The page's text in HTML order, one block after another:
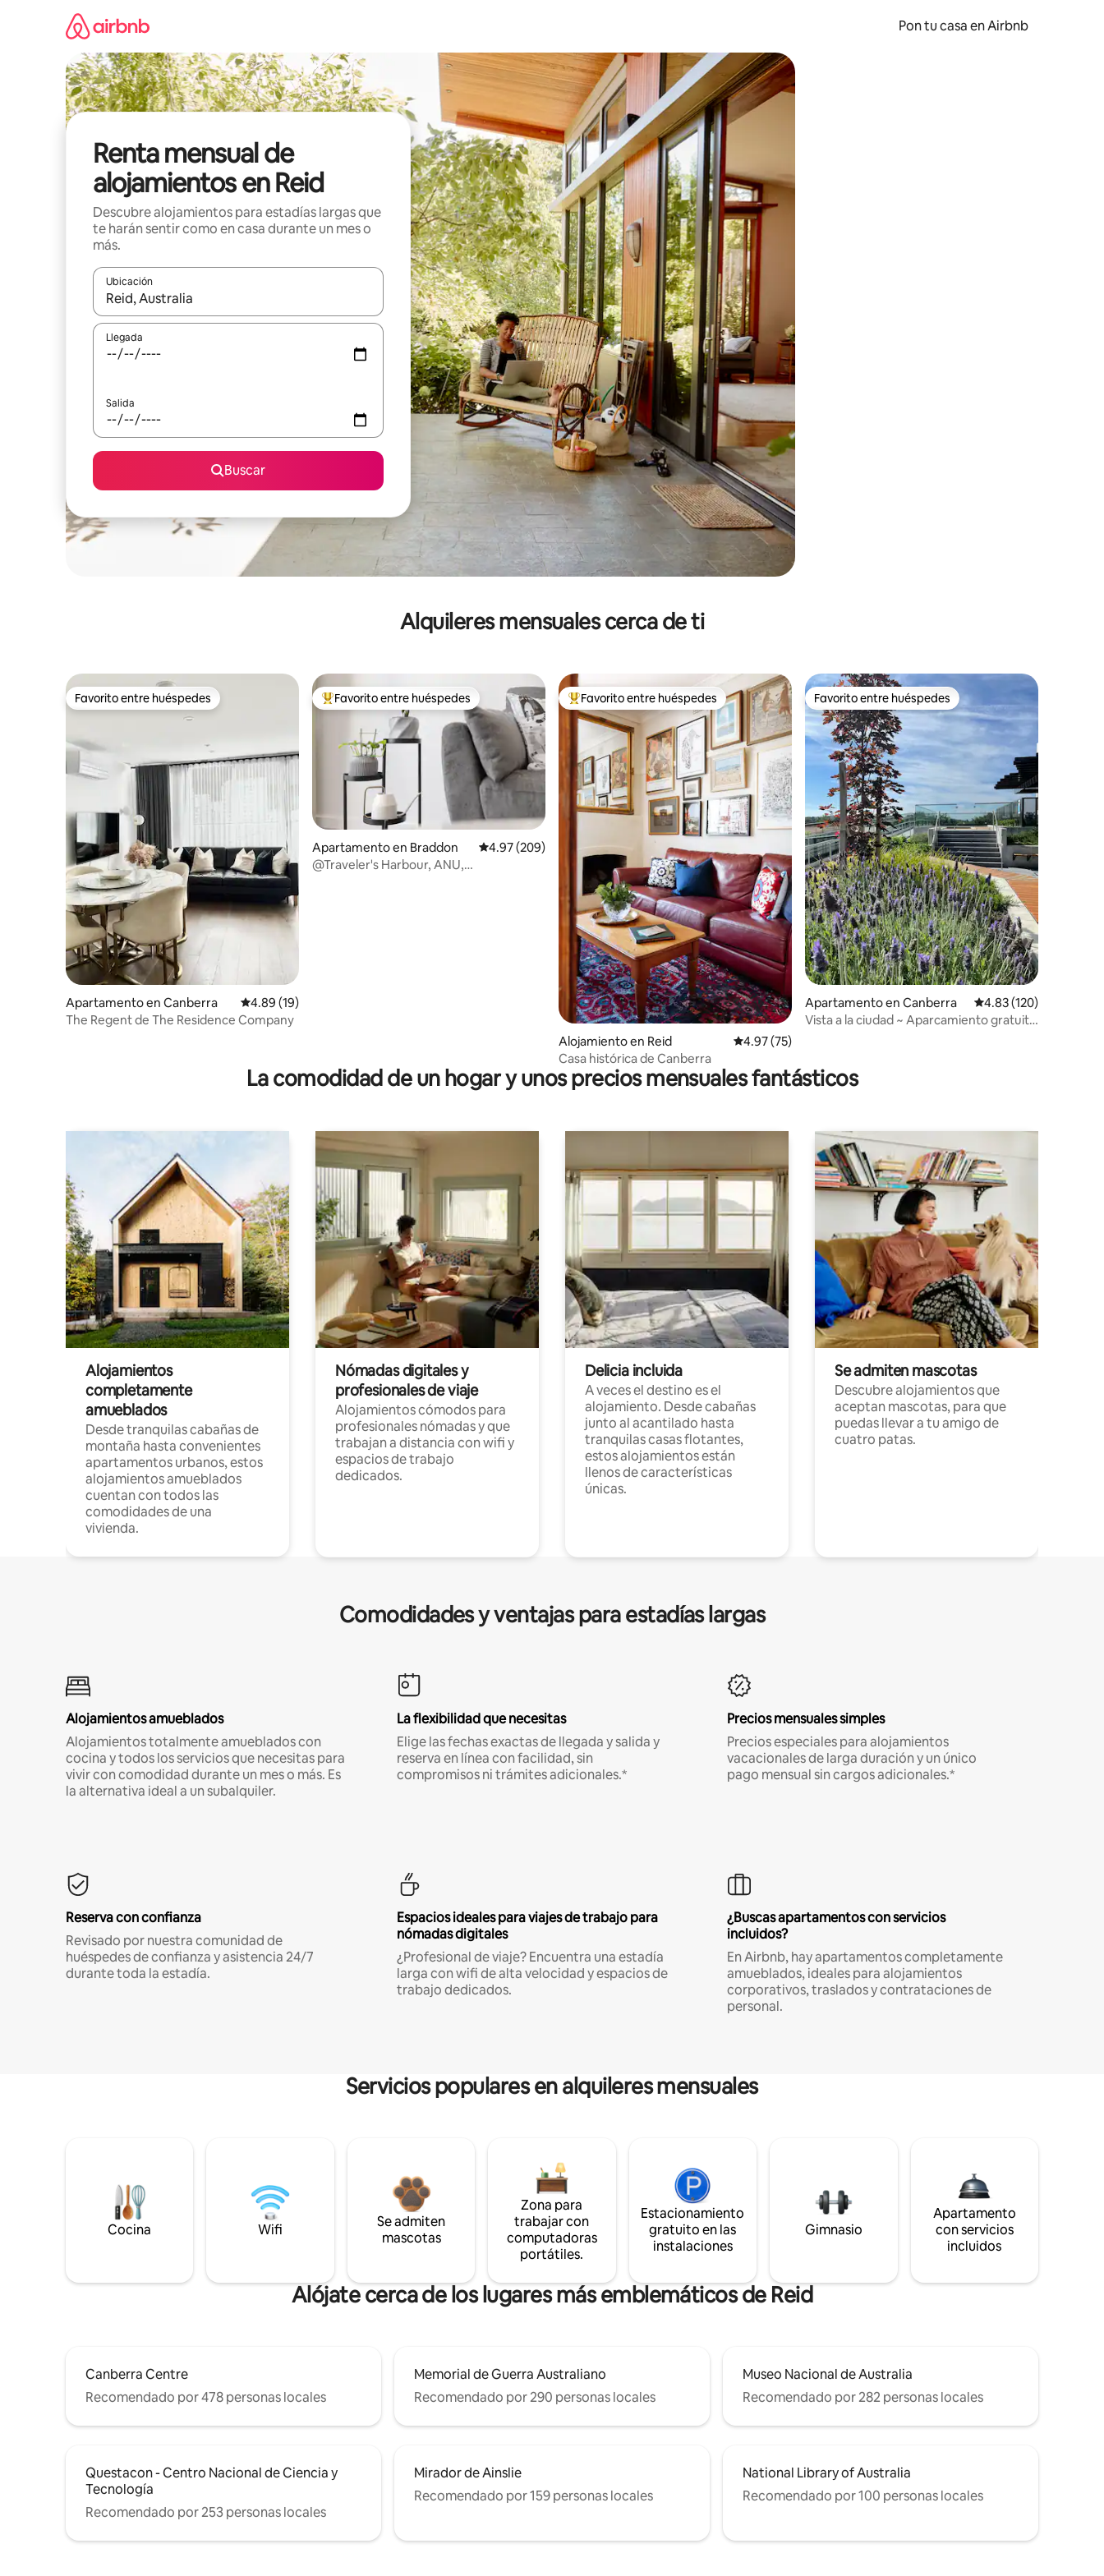
Pon tu casa en Airbnb
Renta mensual de
alojamientos en Reid
Descubre alojamientos para estadías largas que
te harán sentir como en casa durante un mes o
más.
Ubicación
Cuando los resultados estén disponibles, navega con las teclas de flecha hacia arriba y hacia abajo o explora con el tacto o desliza el dedo.
Llegada
Salida
Buscar
Alquileres mensuales cerca de ti
Favorito entre huéspedes
Favorito entre huéspedes
Apartamento en Canberra Calificación promedio: 4.89 de 5, 19 reseñas
4.89 (19)
The Regent de The Residence Company
Favorito entre huéspedes preferido
Favorito entre huéspedes
Apartamento en Braddon Calificación promedio: 4.97 de 5, 209 reseñas
4.97 (209)
@Traveler's Harbour, ANU,
Favorito entre huéspedes preferido
Favorito entre huéspedes
Alojamiento en Reid Calificación promedio: 4.97 de 5, 75 reseñas
4.97 (75)
Casa histórica de Canberra
Favorito entre huéspedes
Favorito entre huéspedes
Apartamento en Canberra Calificación promedio:
4.83 (120)
Vista a la ciudad ~ Aparcamiento gratuito
La comodidad de un hogar y unos precios mensuales fantásticos
Alojamientos
completamente
amueblados
Desde tranquilas cabañas de
montaña hasta convenientes
apartamentos urbanos, estos
alojamientos amueblados
cuentan con todos las
comodidades de una
vivienda.
Nómadas digitales y
profesionales de viaje
Alojamientos cómodos para
profesionales nómadas y que
trabajan a distancia con wifi y
espacios de trabajo
dedicados.
Delicia incluida
A veces el destino es el
alojamiento. Desde cabañas
junto al acantilado hasta
tranquilas casas flotantes,
estos alojamientos están
llenos de características
únicas.
Se admiten mascotas
Descubre alojamientos que
aceptan mascotas, para que
puedas llevar a tu amigo de
cuatro patas.
Comodidades y ventajas para estadías largas
Alojamientos amueblados
Alojamientos totalmente amueblados con
cocina y todos los servicios que necesitas para
vivir con comodidad durante un mes o más. Es
la alternativa ideal a un subalquiler.
La flexibilidad que necesitas
Elige las fechas exactas de llegada y salida y
reserva en línea con facilidad, sin
compromisos ni trámites adicionales.*
Precios mensuales simples
Precios especiales para alojamientos
vacacionales de larga duración y un único
pago mensual sin cargos adicionales.*
Reserva con confianza
Revisado por nuestra comunidad de
huéspedes de confianza y asistencia 24/7
durante toda la estadía.
Espacios ideales para viajes de trabajo para
nómadas digitales
¿Profesional de viaje? Encuentra una estadía
larga con wifi de alta velocidad y espacios de
trabajo dedicados.
¿Buscas apartamentos con servicios
incluidos?
En Airbnb, hay apartamentos completamente
amueblados, ideales para alojamientos
corporativos, traslados y contrataciones de
personal.
Servicios populares en alquileres mensuales
Cocina Wifi
Se admiten
mascotas
Zona para
trabajar con
computadoras
portátiles.
Estacionamiento
gratuito en las
instalaciones
Gimnasio
Apartamento
con servicios
incluidos
Alójate cerca de los lugares más emblemáticos de Reid
Canberra Centre
Recomendado por 478 personas locales
Memorial de Guerra Australiano
Recomendado por 290 personas locales
Museo Nacional de Australia
Recomendado por 282 personas locales
Questacon - Centro Nacional de Ciencia y
Tecnología
Recomendado por 253 personas locales
Mirador de Ainslie
Recomendado por 159 personas locales
National Library of Australia
Recomendado por 100 personas locales